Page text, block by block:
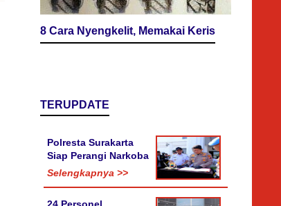
8 Cara Nyengkelit, Memakai Keris
TERUPDATE
Polresta Surakarta
Siap Perangi Narkoba
Selengkapnya >>
24 Personel